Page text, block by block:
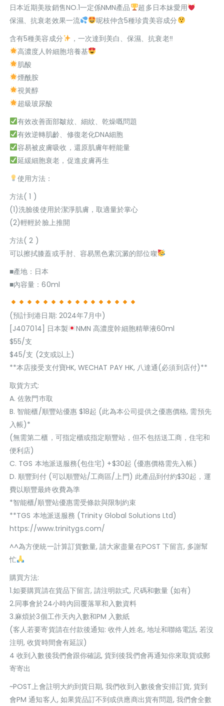
日本近期美妝銷售NO.1一定係NMN產品
超多日本妹愛用
保濕、抗衰老效果一流
呢枝仲含5種珍貴美容成分
含有5種美容成分
，一次達到美白、保濕、抗衰老‼
高濃度人幹細胞培養基
肌酸
煙酰胺
視黃醇
超級玻尿酸
有效改善面部皺紋、細紋、乾燥嘅問題
有效逆轉肌齡、修復老化DNA細胞
容易被皮膚吸收，還原肌膚年輕能量
延緩細胞衰老，促進皮膚再生
使用方法：
方法( 1 )
(1)洗臉後使用於潔淨肌膚，取適量於掌心
(2)輕輕於臉上推開
方法( 2 )
可以擦拭膝蓋或手肘、容易黑色素沉澱的部位㗎
■產地：日本
■內容量：60ml
(預計到港日期: 2024年7月中)
[J407014] 日本製
NMN 高濃度幹細胞精華液60ml
$55/支
$45/支 (2支或以上)
**本店接受支付寶HK, WECHAT PAY HK, 八達通(必須到店付)**
取貨方式:
A. 佐敦門巿取
B. 智能櫃/順豐站優惠 $18起 (此為本公司提供之優惠價格, 需預先
入帳)*
(無需第二櫃，可指定櫃或指定順豐站，但不包括送工商，住宅和
便利店)
C. TGS 本地派送服務(包住宅) +$30起 (優惠價格需先入帳)
D. 順豐到付 (可以順豐站/工商區/上門) 此產品到付約$30起，運
費以順豐最終收費為準
*智能櫃/順豐站優惠需受條款與限制約束
**TGS 本地派送服務 (Trinity Global Solutions Ltd)
https://www.trinitygs.com/
^^為方便統一計算訂貨數量, 請大家盡量在POST 下留言, 多謝幫
忙
購買方法:
1.如要購買請在貨品下留言, 請注明款式, 尺碼和數量 (如有)
2.同事會於24小時內回覆落單和入數資料
3.麻煩於3個工作天內入數和PM 入數紙
(客人若要寄貨請在付款後通知: 收件人姓名, 地址和聯絡電話, 若沒
注明, 收貨時間會有延誤)
4 收到入數後我們會跟你確認, 貨到後我們會再通知你來取貨或郵
寄寄出
~POST上會註明大約到貨日期, 我們收到入數後會安排訂貨, 貨到
會PM 通知客人, 如果貨品訂不到或供應商出貨有問題, 我們會全數